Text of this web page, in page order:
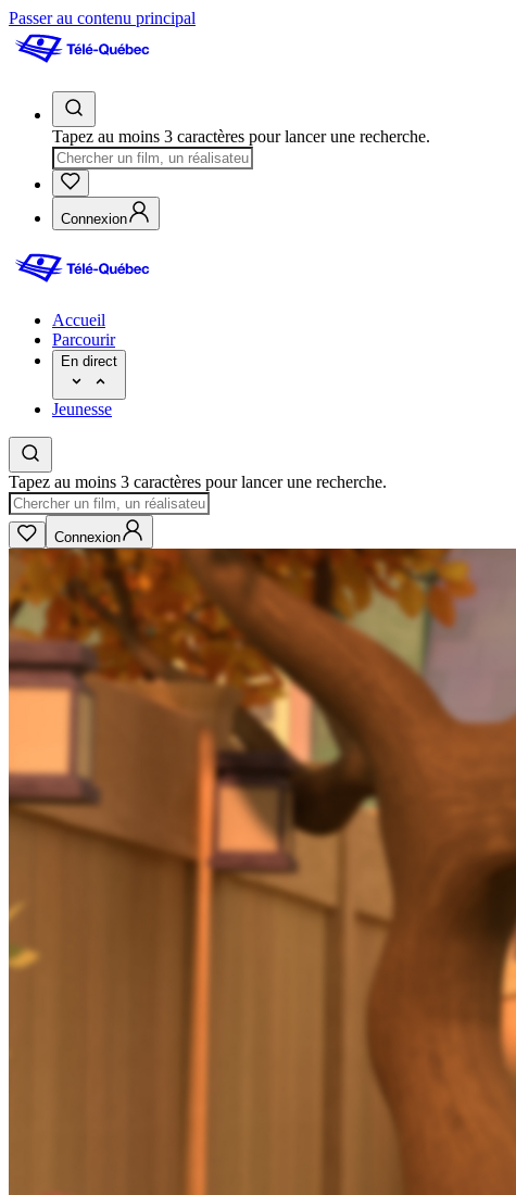
Passer au contenu principal
Tapez au moins 3 caractères pour lancer une recherche.
Connexion
Accueil
Parcourir
En direct
Jeunesse
Tapez au moins 3 caractères pour lancer une recherche.
Connexion